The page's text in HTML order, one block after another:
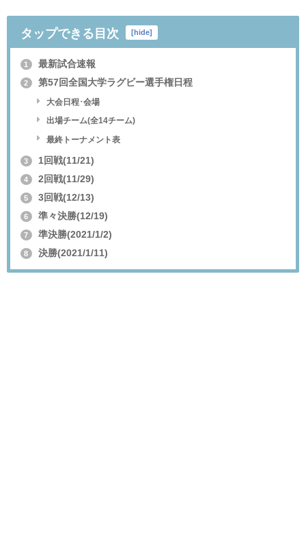
タップできる目次 [hide]
1 最新試合速報
2 第57回全国大学ラグビー選手権日程
大会日程･会場
出場チーム(全14チーム)
最終トーナメント表
3 1回戦(11/21)
4 2回戦(11/29)
5 3回戦(12/13)
6 準々決勝(12/19)
7 準決勝(2021/1/2)
8 決勝(2021/1/11)